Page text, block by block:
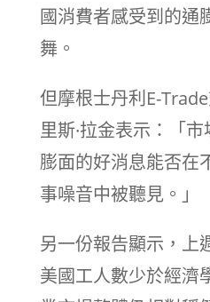
國消費者感受到的通
舞。
但摩根士丹利E-
里斯·拉金表示：「
膨面的好消息能否在
事噪音中被聽見。」
另一份報告顯示，上
美國工人數少於經濟